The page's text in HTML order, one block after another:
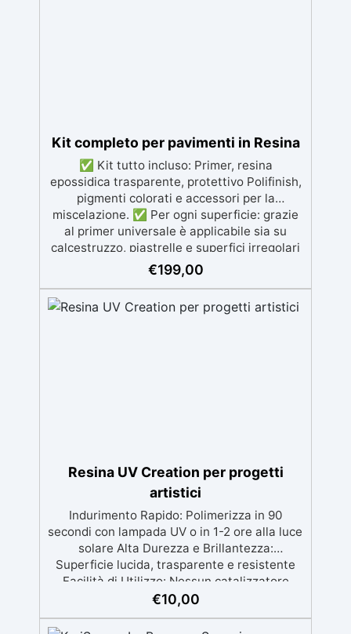
Kit completo per pavimenti in Resina
✅ Kit tutto incluso: Primer, resina
epossidica trasparente, protettivo Polifinish,
pigmenti colorati e accessori per la
miscelazione. ✅ Per ogni superficie: grazie
al primer universale è applicabile sia su
calcestruzzo, piastrelle e superfici irregolari
o danneggiate. ✅ Facile da applicare: Video
Guida completa inclusa, 3 semplici passaggi,
finitura protettiva antigraffio. ✅ Risultati
€199,00
Resina UV Creation per progetti
artistici
Indurimento Rapido: Polimerizza in 90
secondi con lampada UV o in 1-2 ore alla luce
solare Alta Durezza e Brillantezza:
Superficie lucida, trasparente e resistente
Facilità di Utilizzo: Nessun catalizzatore
richiesto, applicala e indurisce subito
decorazioni personalizzate Nuova Formula:
€10,00